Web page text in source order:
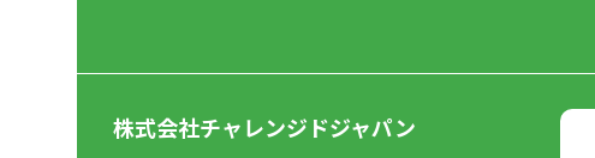
株式会社チャレンジドジャパン